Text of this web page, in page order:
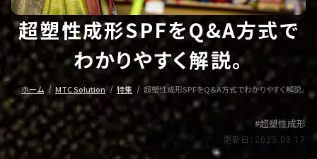
超塑性成形SPFをQ&A方式で
わかりやすく解説。
ホーム MTC Solution 特集 超塑性成形SPFをQ&A方式でわかりやすく解説。
超塑性成形
更新日：2025.03.17